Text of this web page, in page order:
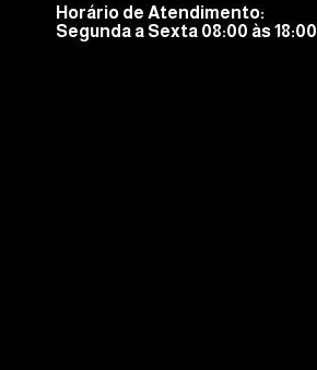
Horário de Atendimento:
Segunda a Sexta 08:00 às 18:00